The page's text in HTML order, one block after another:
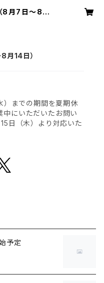
8月7日〜8月1
月14日）
）までの期間を夏期休
にいただいたお問い
日（木）より対応いた
予定